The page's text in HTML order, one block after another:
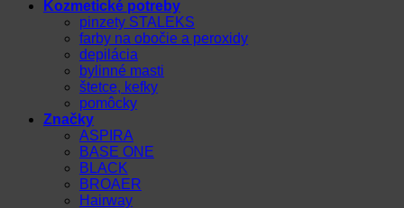
Kozmetické potreby
pinzety STALEKS
farby na obočie a peroxidy
depilácia
bylinné masti
štetce, kefky
pomôcky
Značky
ASPIRA
BASE ONE
BLACK
BROAER
Hairway